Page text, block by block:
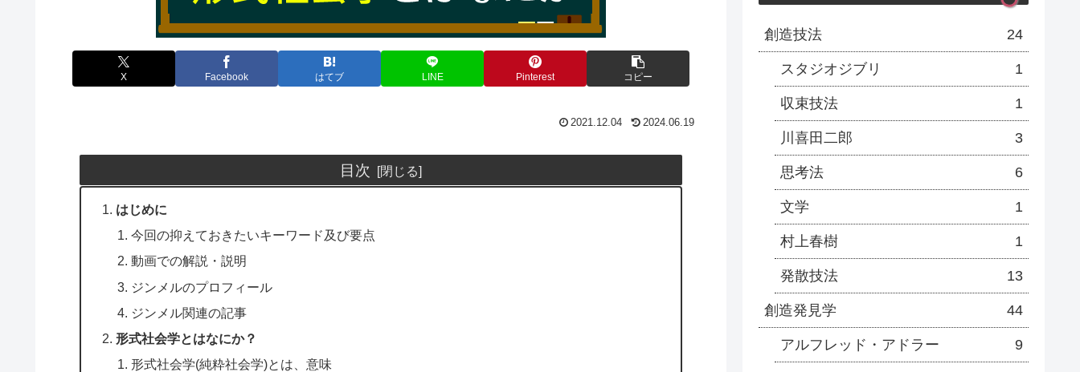
X Facebook はてブ LINE Pinterest コピー
2021.12.04 2024.06.19
目次
はじめに
今回の抑えておきたいキーワード及び要点
動画での解説・説明
ジンメルのプロフィール
ジンメル関連の記事
形式社会学とはなにか？
形式社会学(純粋社会学)とは、意味
創造技法 24
スタジオジブリ 1
収束技法 1
川喜田二郎 3
思考法 6
文学 1
村上春樹 1
発散技法 13
創造発見学 44
アルフレッド・アドラー 9